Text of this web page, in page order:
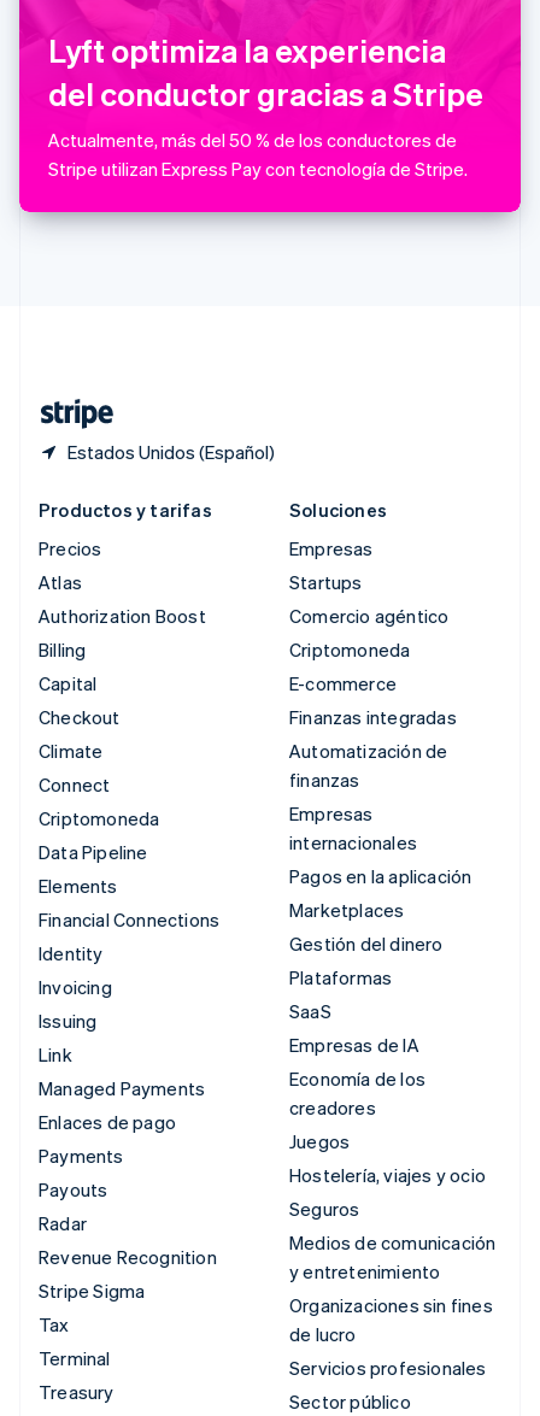
Lyft optimiza la experiencia
del conductor gracias a Stripe
Actualmente, más del 50 % de los conductores de
Stripe utilizan Express Pay con tecnología de Stripe.
Estados Unidos (Español)
PortuguêsEnglish
RAE de Hong Kong, China
English简体中文
Reino Unido
English
República Checa
English
Rumania
Singapur
Productos y tarifas
Precios
Atlas
Authorization Boost
Billing
Capital
Checkout
Climate
Connect
Criptomoneda
Data Pipeline
Elements
Financial Connections
Identity
Invoicing
Issuing
Link
Managed Payments
Enlaces de pago
Payments
Payouts
Radar
Revenue Recognition
Stripe Sigma
Tax
Terminal
Treasury
Soluciones
Empresas
Startups
Comercio agéntico
Criptomoneda
E-commerce
Finanzas integradas
Automatización de
finanzas
Empresas
internacionales
Pagos en la aplicación
Marketplaces
Gestión del dinero
Plataformas
SaaS
Empresas de IA
Economía de los
creadores
Juegos
Hostelería, viajes y ocio
Seguros
Medios de comunicación
y entretenimiento
Organizaciones sin fines
de lucro
Servicios profesionales
Sector público